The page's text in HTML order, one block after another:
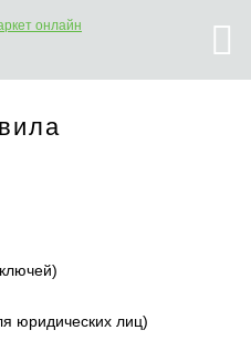
юридических лиц)